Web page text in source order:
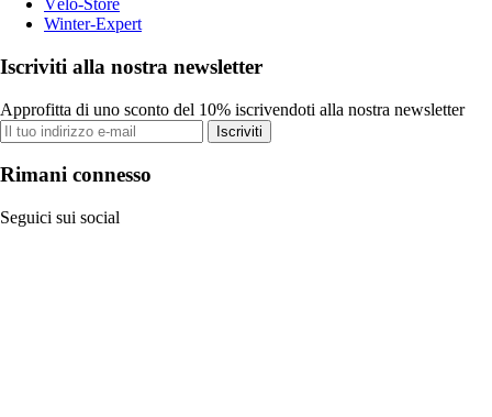
Vélo-Store
Winter-Expert
Iscriviti alla nostra newsletter
Approfitta di uno sconto del 10% iscrivendoti alla nostra newsletter
Iscriviti
Rimani connesso
Seguici sui social